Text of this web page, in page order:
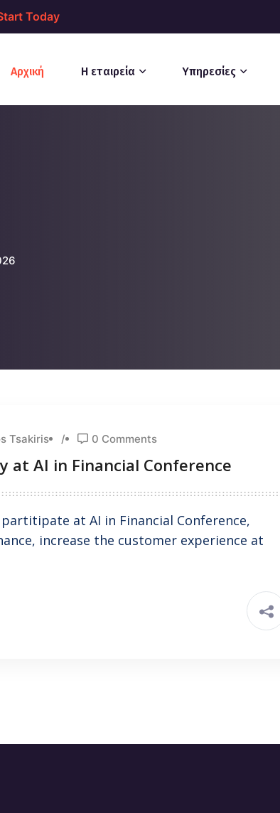
Today
Αρχική Η εταιρεία Υπηρεσίες
Tsakiris / 0 Comments
at AI in Financial Conference
at AI in Financial Conference,
increase the customer experience at